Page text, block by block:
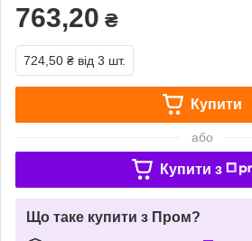
763,20 ₴
724,50 ₴ від 3 шт.
Купити
або
Купити з
Що таке купити з Пром?